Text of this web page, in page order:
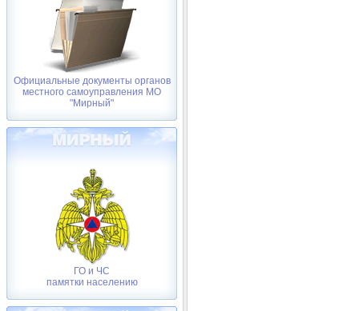
Официальные документы органов
местного самоуправления МО
"Мирный"
ГО и ЧС
памятки населению